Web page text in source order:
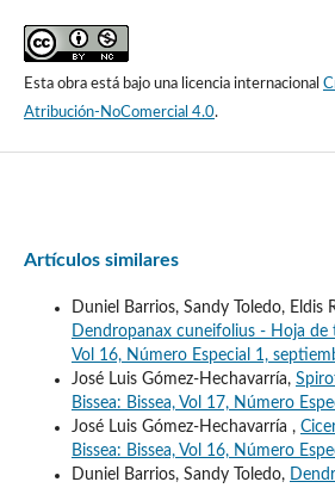
Esta obra está bajo una licencia internacional
Atribución-NoComercial 4.0.
Artículos similares
Duniel Barrios, Sandy Toledo, Eldis
Dendropanax cuneifolius - Hoja de
Vol 16, Número Especial 1,
José Luis Gómez-Hechavarría,
Bissea: Bissea, Vol 17, Número
José Luis Gómez-Hechavarría ,
Bissea: Bissea, Vol 16, Número
Duniel Barrios, Sandy Toledo,